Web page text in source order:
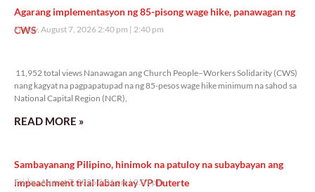
Agarang implementasyon ng 85-pisong wage hike, panawagan ng
CWS
Friday, August 7, 2026 2:40 pm 2:40 pm
11,952 total views Nanawagan ang Church People–Workers Solidarity (CWS)
nang kagyat na pagpapatupad na ng 85-pesos wage hike minimum na sahod sa
National Capital Region (NCR),
READ MORE »
Sambayanang Pilipino, hinimok na patuloy na subaybayan ang
impeachment trial laban kay VP Duterte
Friday, August 7, 2026 2:01 pm 2:01 pm